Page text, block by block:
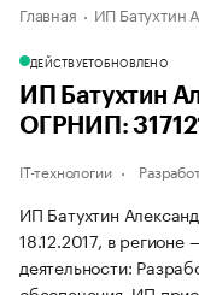
Главная ИП Батухтин
ДЕЙСТВУЕТОБНОВЛЕНО
ИП Батухтин
ОГРНИП:
IT-технологии
ИП Батухтин
18.12.2017, в
деятельности: